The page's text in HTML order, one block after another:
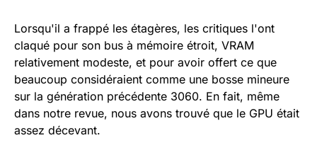
Lorsqu'il a frappé les étagères, les critiques l'ont
claqué pour son bus à mémoire étroit, VRAM
relativement modeste, et pour avoir offert ce que
beaucoup considéraient comme une bosse mineure
sur la génération précédente 3060. En fait, même
dans notre revue, nous avons trouvé que le GPU était
assez décevant.